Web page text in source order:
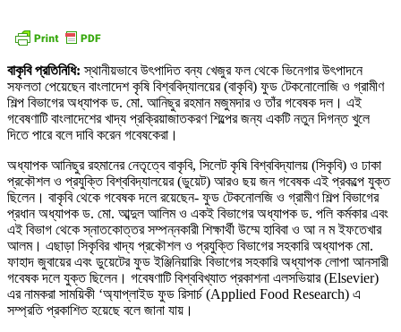
বাকৃবি প্রতিনিধি:স্থানীয়ভাবে উৎপাদিত বন্য খেজুর ফল থেকে ভিনেগার উৎপাদনে
সফলতা পেয়েছেন বাংলাদেশ কৃষি বিশ্ববিদ্যালয়ের (বাকৃবি) ফুড টেকনোলোজি ও গ্রামীণ
শিল্প বিভাগের অধ্যাপক ড. মো. আনিছুর রহমান মজুমদার ও তাঁর গবেষক দল। এই
গবেষণাটি বাংলাদেশের খাদ্য প্রক্রিয়াজাতকরণ শিল্পের জন্য একটি নতুন দিগন্ত খুলে
দিতে পারে বলে দাবি করেন গবেষকেরা।
অধ্যাপক আনিছুর রহমানের নেতৃত্বে বাকৃবি, সিলেট কৃষি বিশ্ববিদ্যালয় (সিকৃবি) ও ঢাকা
প্রকৌশল ও প্রযুক্তি বিশ্ববিদ্যালয়ের (ডুয়েট) আরও ছয় জন গবেষক এই প্রকল্পে যুক্ত
ছিলেন। বাকৃবি থেকে গবেষক দলে রয়েছেন- ফুড টেকনোলজি ও গ্রামীণ শিল্প বিভাগের
প্রধান অধ্যাপক ড. মো. আব্দুল আলিম ও একই বিভাগের অধ্যাপক ড. পলি কর্মকার এবং
এই বিভাগ থেকে স্নাতকোত্তর সম্পন্নকারী শিক্ষার্থী উম্মে হাবিবা ও আ ন ম ইফতেখার
আলম। এছাড়া সিকৃবির খাদ্য প্রকৌশল ও প্রযুক্তি বিভাগের সহকারি অধ্যাপক মো.
ফাহাদ জুবায়ের এবং ডুয়েটের ফুড ইঞ্জিনিয়ারিং বিভাগের সহকারি অধ্যাপক লোপা আনসারী
গবেষক দলে যুক্ত ছিলেন। গবেষণাটি বিশ্ববিখ্যাত প্রকাশনা এলসভিয়ার (Elsevier)
এর নামকরা সাময়িকী ‘অ্যাপ্লাইড ফুড রিসার্চ (Applied Food Research) এ
সম্প্রতি প্রকাশিত হয়েছে বলে জানা যায়।